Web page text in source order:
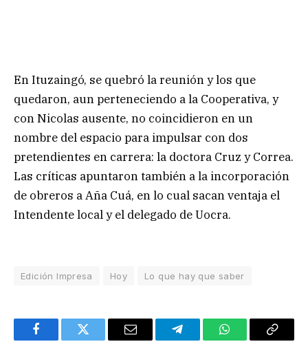
En Ituzaingó, se quebró la reunión y los que
quedaron, aun perteneciendo a la Cooperativa, y
con Nicolas ausente, no coincidieron en un
nombre del espacio para impulsar con dos
pretendientes en carrera: la doctora Cruz y Correa.
Las críticas apuntaron también a la incorporación
de obreros a Aña Cuá, en lo cual sacan ventaja el
Intendente local y el delegado de Uocra.
Edición Impresa Hoy Lo que hay que saber
FacebookTwitter Email TelegramWhatsAppCopy